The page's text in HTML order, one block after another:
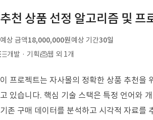
추천 상품 선정 알고리즘 및 프
예상 금액18,000,000원예상 기간30일
개발 · 기획
웹 외 1개
이 프로젝트는 자사몰의 정확한 상품 추천을
고 있습니다. 핵심 기술 스택은 특정 언어와
기존 구매 데이터를 분석하고 시각적 자료를